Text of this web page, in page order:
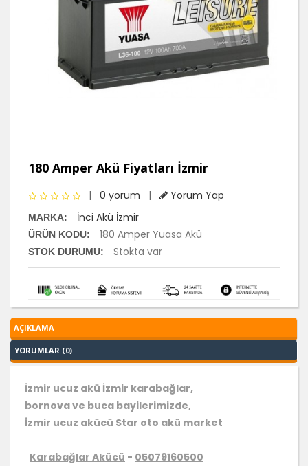
180 Amper Akü Fiyatları İzmir
| 0 yorum | Yorum Yap
MARKA: İnci Akü İzmir
ÜRÜN KODU: 180 Amper Yuasa Akü
STOK DURUMU: Stokta var
AÇIKLAMA
YORUMLAR (0)
İzmir ucuz akü İzmir karabağlar,
bornova ve buca bayilerimizde,
İzmir ucuz akücü Star oto akü market
Karabağlar Akücü - 05079160500